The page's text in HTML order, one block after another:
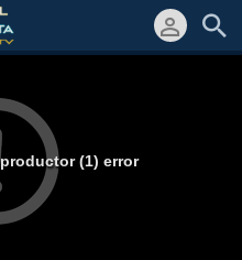
(1) error